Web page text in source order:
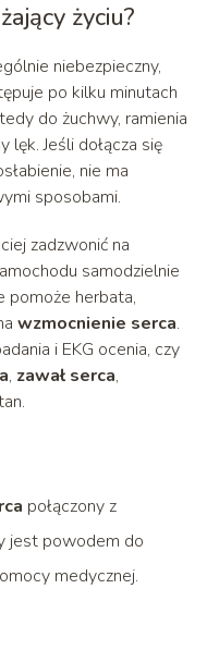
życiu?
niebezpieczny,
po kilku minutach
do żuchwy, ramienia
Jeśli dołącza się
nie ma
sposobami.
zadzwonić na
samodzielnie
pomoże herbata,
wzmocnienie serca.
i EKG ocenia, czy
, zawał serca,
połączony z
jest powodem do
medycznej.